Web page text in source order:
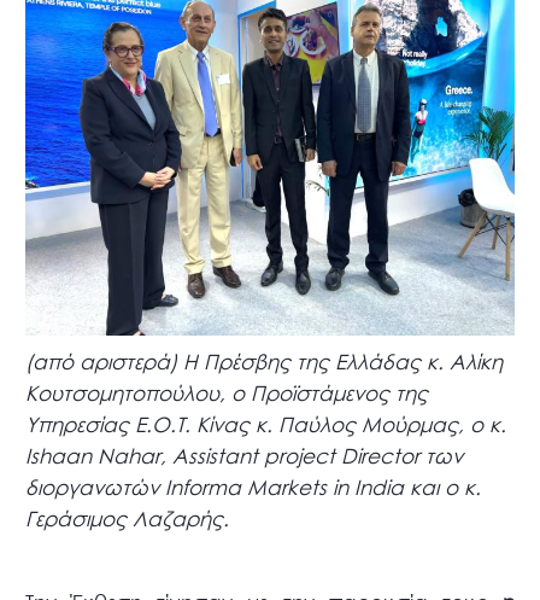
(από αριστερά) Η Πρέσβης της Ελλάδας κ. Αλίκη
Κουτσομητοπούλου, ο Προϊστάμενος της
Υπηρεσίας Ε.Ο.Τ. Κίνας κ. Παύλος Μούρμας, ο κ.
Ishaan Nahar, Assistant project Director των
διοργανωτών Informa Markets in India και ο κ.
Γεράσιμος Λαζαρής.